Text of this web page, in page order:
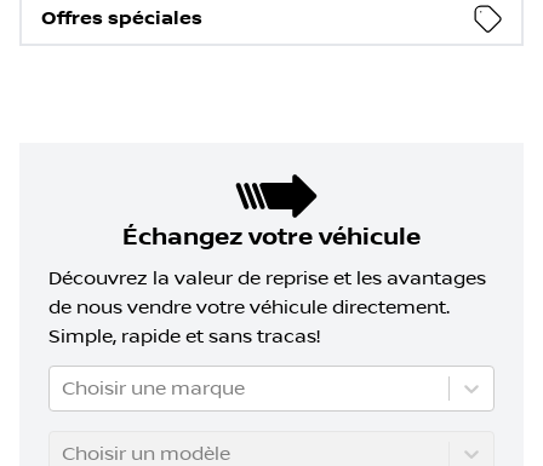
Offres spéciales
Échangez votre véhicule
Découvrez la valeur de reprise et les avantages
de nous vendre votre véhicule directement.
Simple, rapide et sans tracas!
Choisir une marque
Choisir un modèle